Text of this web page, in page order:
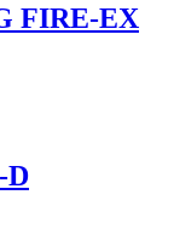
FIRE-EX
D